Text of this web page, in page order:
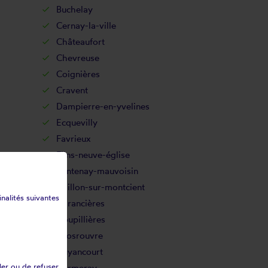
Buchelay
Cernay-la-ville
Châteaufort
Chevreuse
Coignières
Cravent
Dampierre-en-yvelines
Ecquevilly
Favrieux
Flins-neuve-église
Fontenay-mauvoisin
Gaillon-sur-montcient
Garancières
Goupillières
Grosrouvre
Guyancourt
suivantes